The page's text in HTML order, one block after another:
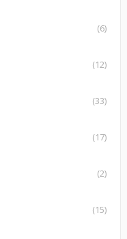
(6)
(12)
(33)
(17)
(2)
(15)